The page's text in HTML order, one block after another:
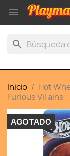

search
Inicio
Hot
Furious Villains
AGOTADO